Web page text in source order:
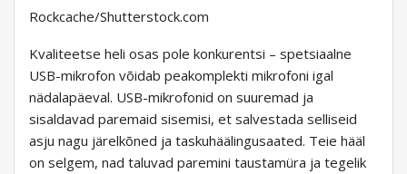
Rockcache/Shutterstock.com
Kvaliteetse heli osas pole konkurentsi – spetsiaalne
USB-mikrofon võidab peakomplekti mikrofoni igal
nädalapäeval. USB-mikrofonid on suuremad ja
sisaldavad paremaid sisemisi, et salvestada selliseid
asju nagu järelkõned ja taskuhäälingusaated. Teie hääl
on selgem, nad taluvad paremini taustamüra ja tegelik